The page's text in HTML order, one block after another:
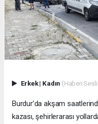
Erkek| Kadın (Haberi
Burdur’da akşam
kazası, şehirlerarası